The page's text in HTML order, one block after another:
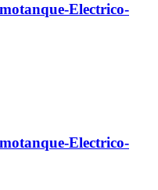
Electrico-
Electrico-